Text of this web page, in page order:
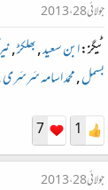
جولائی 28، 2013
ٹیگز:ابن سعید,بھلکڑ,
بسمل,محمد اسامہ سَرسَری
1
7
جولائی 28، 2013